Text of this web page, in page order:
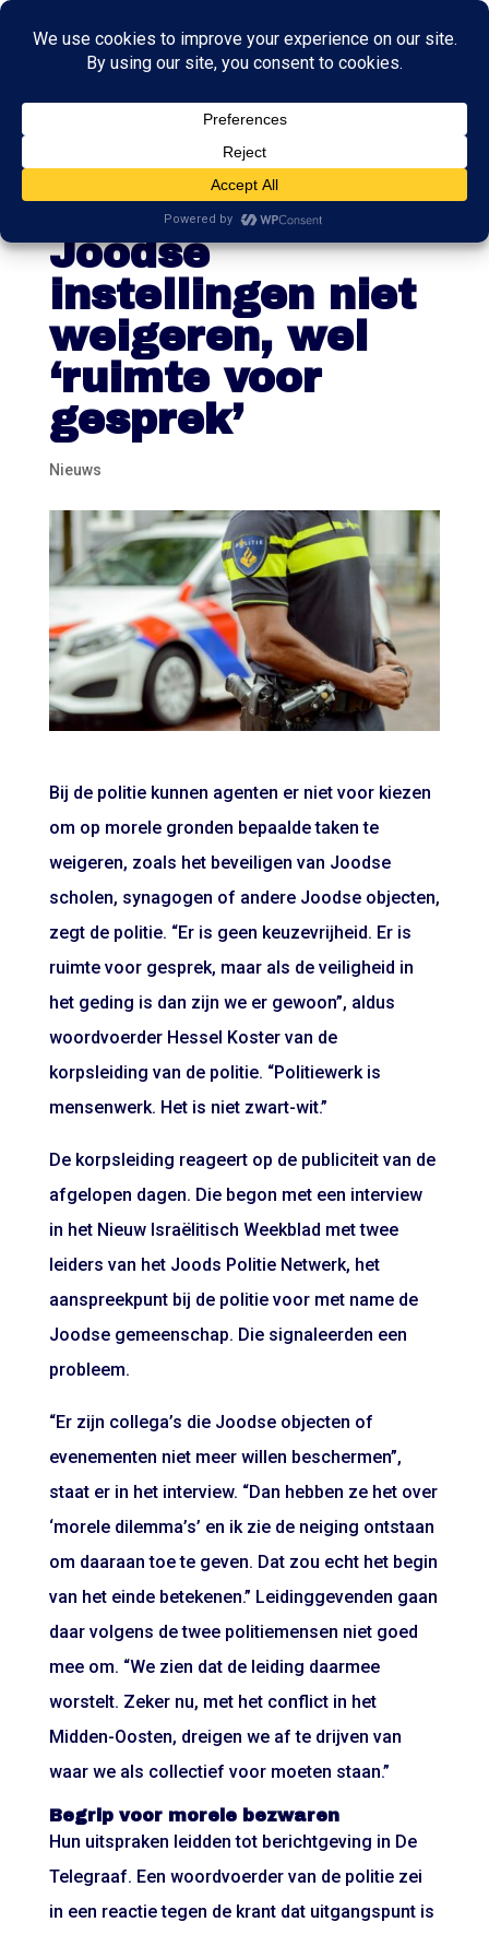
Agent mag
bewaking
Joodse
instellingen niet
weigeren, wel
‘ruimte voor
gesprek’
Nieuws
Bij de politie kunnen agenten er niet voor kiezen
om op morele gronden bepaalde taken te
weigeren, zoals het beveiligen van Joodse
scholen, synagogen of andere Joodse objecten,
zegt de politie. “Er is geen keuzevrijheid. Er is
ruimte voor gesprek, maar als de veiligheid in
het geding is dan zijn we er gewoon”, aldus
woordvoerder Hessel Koster van de
korpsleiding van de politie. “Politiewerk is
mensenwerk. Het is niet zwart-wit.”
De korpsleiding reageert op de publiciteit van de
afgelopen dagen. Die begon met een interview
in het Nieuw Israëlitisch Weekblad met twee
leiders van het Joods Politie Netwerk, het
aanspreekpunt bij de politie voor met name de
Joodse gemeenschap. Die signaleerden een
probleem.
“Er zijn collega’s die Joodse objecten of
evenementen niet meer willen beschermen”,
staat er in het interview. “Dan hebben ze het over
‘morele dilemma’s’ en ik zie de neiging ontstaan
om daaraan toe te geven. Dat zou echt het begin
van het einde betekenen.” Leidinggevenden gaan
daar volgens de twee politiemensen niet goed
mee om. “We zien dat de leiding daarmee
worstelt. Zeker nu, met het conflict in het
Midden-Oosten, dreigen we af te drijven van
waar we als collectief voor moeten staan.”
Begrip voor morele bezwaren
Hun uitspraken leidden tot berichtgeving in De
Telegraaf. Een woordvoerder van de politie zei
in een reactie tegen de krant dat uitgangspunt is